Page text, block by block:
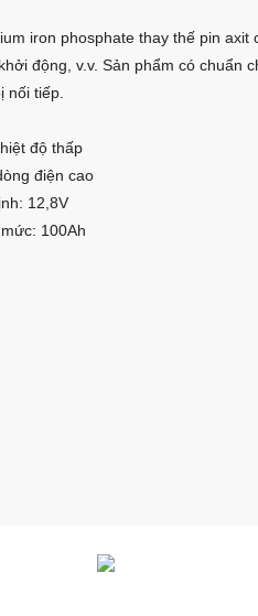
iron phosphate thay thế pin
động, v.v. Sản phẩm có chuẩn
nối tiếp.
độ thấp
điện cao
12,8V
100Ah